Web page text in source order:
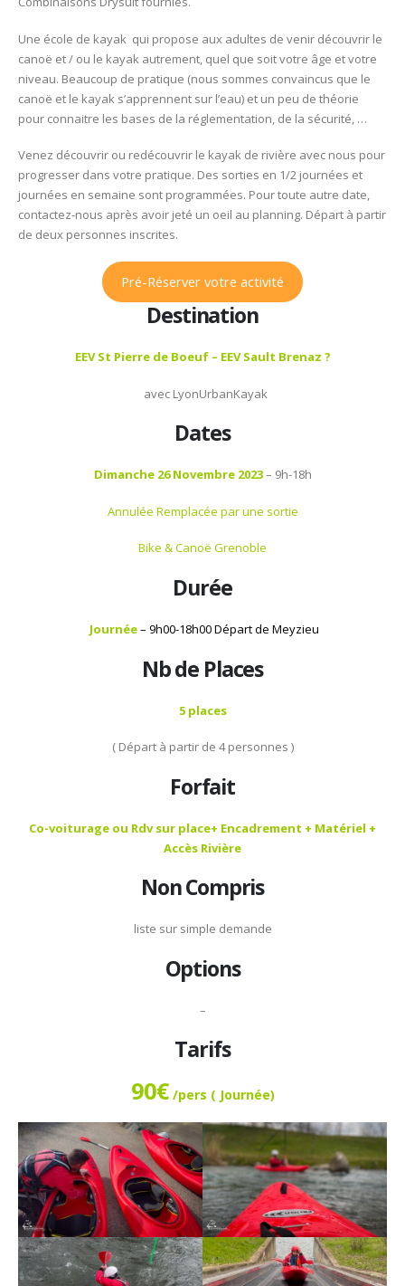
–
The
Une école de kayak qui propose aux adultes de venir découvrir le
canoë et / ou le kayak autrement, quel que soit votre âge et votre
niveau. Beaucoup de pratique (nous sommes convaincus que le
canoë et le kayak s’apprennent sur l’eau) et un peu de théorie
pour connaitre les bases de la réglementation, de la sécurité, …
Venez découvrir ou redécouvrir le kayak de rivière avec nous pour
progresser dans votre pratique. Des sorties en 1/2 journées et
journées en semaine sont programmées. Pour toute autre date,
contactez-nous après avoir jeté un oeil au planning. Départ à partir
de deux personnes inscrites.
Pré-Réserver votre activité
Destination
EEV St Pierre de Boeuf – EEV Sault Brenaz ?
avec LyonUrbanKayak
Dates
Dimanche 26 Novembre 2023– 9h-18h
Annulée Remplacée par une sortie
Bike & Canoë Grenoble
Durée
Journée– 9h00-18h00 Départ de Meyzieu
Nb de Places
5 places
( Départ à partir de 4 personnes )
Forfait
Co-voiturage ou Rdv sur place+ Encadrement + Matériel +
Accès Rivière
Non Compris
liste sur simple demande
Options
–
Tarifs
90€/pers ( Journée)